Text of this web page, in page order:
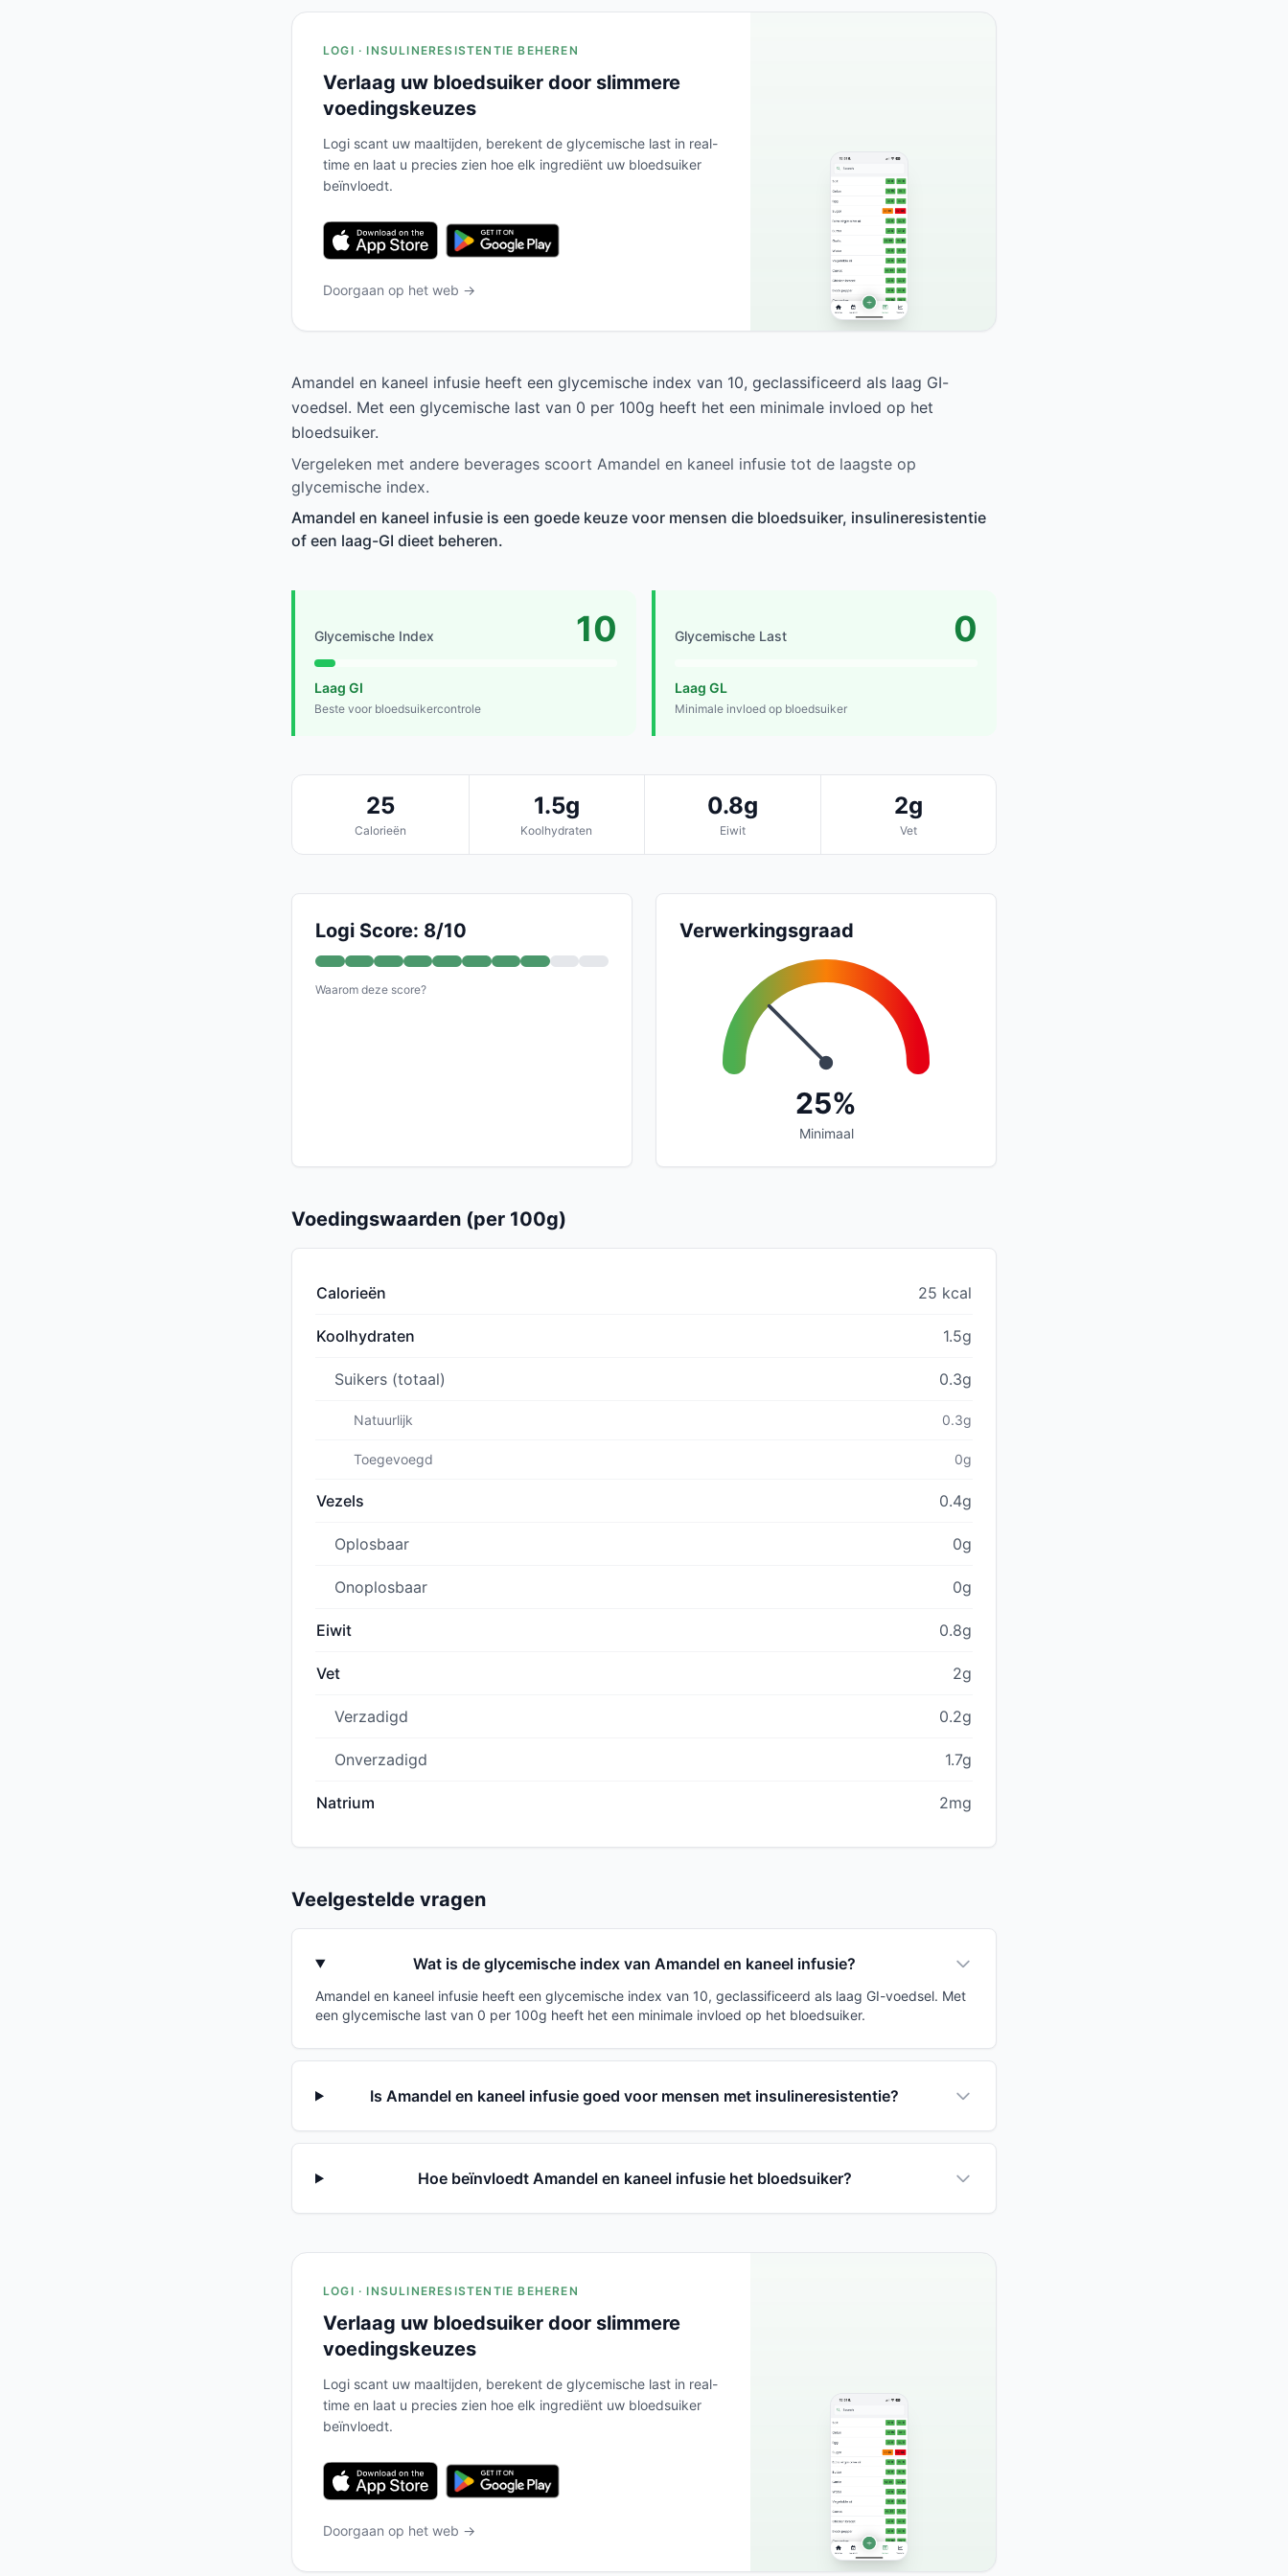
LOGI · INSULINERESISTENTIE BEHEREN
Verlaag uw bloedsuiker door slimmere
voedingskeuzes
Logi scant uw maaltijden, berekent de glycemische last in real-
time en laat u precies zien hoe elk ingrediënt uw bloedsuiker
beïnvloedt.
Doorgaan op het web →
Amandel en kaneel infusie heeft een glycemische index van 10, geclassificeerd als laag GI-
voedsel. Met een glycemische last van 0 per 100g heeft het een minimale invloed op het
bloedsuiker.
Vergeleken met andere beverages scoort Amandel en kaneel infusie tot de laagste op
glycemische index.
Amandel en kaneel infusie is een goede keuze voor mensen die bloedsuiker, insulineresistentie
of een laag-GI dieet beheren.
Glycemische Index 10
Laag GI
Beste voor bloedsuikercontrole
Glycemische Last 0
Laag GL
Minimale invloed op bloedsuiker
25
Calorieën
1.5g
Koolhydraten
0.8g
Eiwit
2g
Vet
Logi Score: 8/10
Waarom deze score?
Verwerkingsgraad
25%
Minimaal
Voedingswaarden (per 100g)
Calorieën 25 kcal
Koolhydraten 1.5g
Suikers (totaal) 0.3g
Natuurlijk 0.3g
Toegevoegd 0g
Vezels 0.4g
Oplosbaar 0g
Onoplosbaar 0g
Eiwit 0.8g
Vet 2g
Verzadigd 0.2g
Onverzadigd 1.7g
Natrium 2mg
Veelgestelde vragen
Wat is de glycemische index van Amandel en kaneel infusie?
Amandel en kaneel infusie heeft een glycemische index van 10, geclassificeerd als laag GI-voedsel. Met
een glycemische last van 0 per 100g heeft het een minimale invloed op het bloedsuiker.
Is Amandel en kaneel infusie goed voor mensen met insulineresistentie?
Hoe beïnvloedt Amandel en kaneel infusie het bloedsuiker?
LOGI · INSULINERESISTENTIE BEHEREN
Verlaag uw bloedsuiker door slimmere
voedingskeuzes
Logi scant uw maaltijden, berekent de glycemische last in real-
time en laat u precies zien hoe elk ingrediënt uw bloedsuiker
beïnvloedt.
Doorgaan op het web →